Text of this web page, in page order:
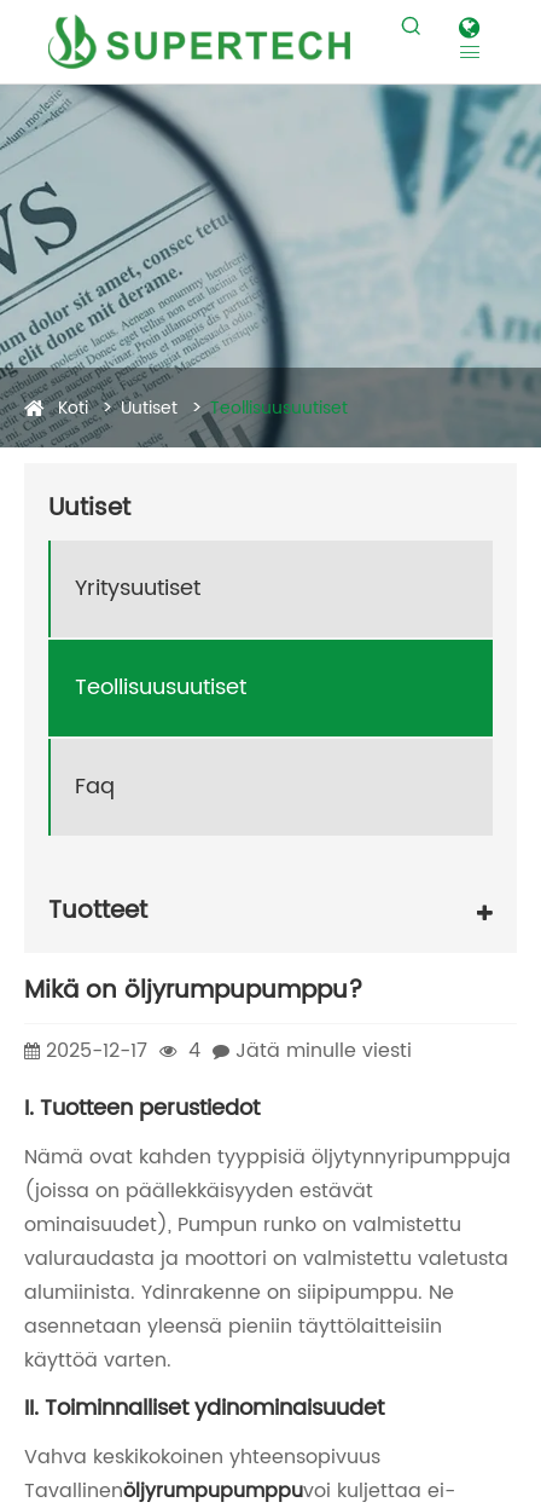


Koti Uutiset Teollisuusuutiset
Uutiset
Yritysuutiset
Teollisuusuutiset
Faq
Tuotteet
Mikä on öljyrumpupumppu?
2025-12-17 4 Jätä minulle viesti
I. Tuotteen perustiedot
Nämä ovat kahden tyyppisiä öljytynnyripumppuja
(joissa on päällekkäisyyden estävät
ominaisuudet), Pumpun runko on valmistettu
valuraudasta ja moottori on valmistettu valetusta
alumiinista. Ydinrakenne on siipipumppu. Ne
asennetaan yleensä pieniin täyttölaitteisiin
käyttöä varten.
II. Toiminnalliset ydinominaisuudet
Vahva keskikokoinen yhteensopivuus
Tavallinenöljyrumpupumppuvoi kuljettaa ei-